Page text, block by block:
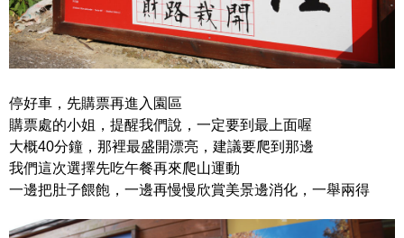
停好車，先購票再進入園區
購票處的小姐，提醒我們說，一定要到最上面喔
大概40分鐘，那裡最盛開漂亮，建議要爬到那邊
我們這次選擇先吃午餐再來爬山運動
一邊把肚子餵飽，一邊再慢慢欣賞美景邊消化，一舉兩得